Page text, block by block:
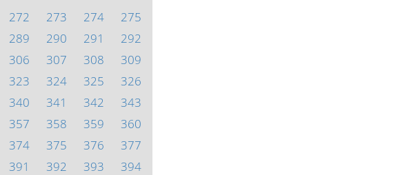
272 273 274
275
289 290 291
292
306 307 308
309
323 324 325
326
340 341 342
343
357 358 359
360
374 375 376
377
391 392 393
394